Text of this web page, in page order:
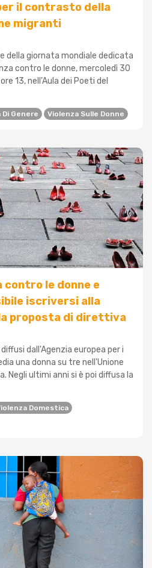
il contrasto della
migranti
della giornata mondiale dedicata
contro le donne, mercoledì 30
13, nell'Aula dei Poeti del
Genere Violenza Sulle Donne
le donne e
iscriversi alla
proposta di direttiva
dall'Agenzia europea per i
una donna su tre nell'Unione
Negli ultimi anni si è poi diffusa la
Domestica